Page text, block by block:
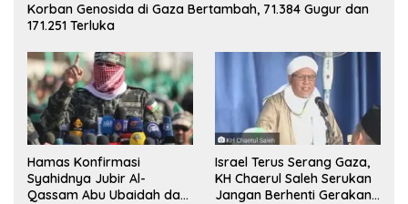
Korban Genosida di Gaza Bertambah, 71.384 Gugur dan
171.251 Terluka
Hamas Konfirmasi
Syahidnya Jubir Al-
Qassam Abu Ubaidah dan
Israel Terus Serang Gaza,
KH Chaerul Saleh Serukan
Jangan Berhenti Gerakan